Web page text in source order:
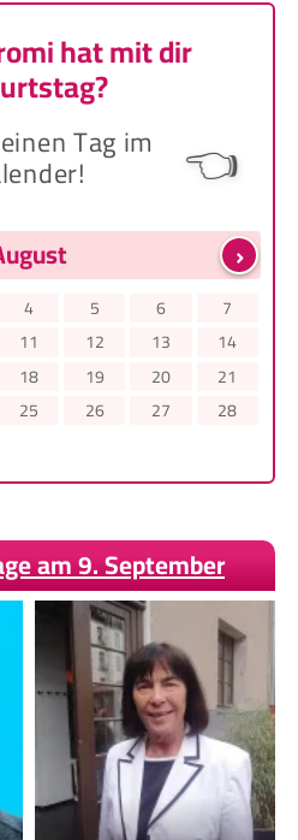
hat mit dir
Tag im 👈
›
4 5 6
7
11 12 13
14
18 19 20
21
25 26 27
28
am 9. September